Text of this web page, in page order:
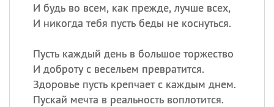
И будь во всем, как прежде, лучше всех,
И никогда тебя пусть беды не коснуться.
Пусть каждый день в большое торжество
И доброту с весельем превратится.
Здоровье пусть крепчает с каждым днем.
Пускай мечта в реальность воплотится.